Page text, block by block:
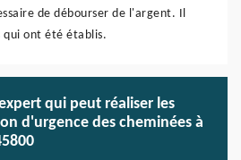
de débourser de l'argent. Il
qui ont été établis.
qui peut réaliser les
d'urgence des cheminées à